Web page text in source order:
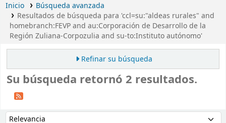
Inicio
Búsqueda avanzada
Resultados de búsqueda para 'ccl=su:"aldeas rurales" and
homebranch:FEVP and au:Corporación de Desarrollo de la
Región Zuliana-Corpozulia and su-to:Instituto autónomo'
Refinar su búsqueda
Su búsqueda retornó 2 resultados.
Ordenar por: